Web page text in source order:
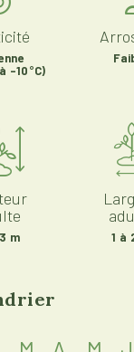
m 1 à
-10°C)